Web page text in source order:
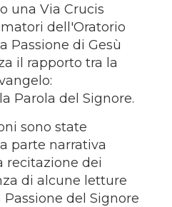
una Via Crucis
dell'Oratorio
Passione di Gesù
il rapporto tra la
Parola del Signore.
sono state
parte narrativa
recitazione dei
di alcune letture
del Signore